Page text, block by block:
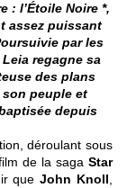
: l’Étoile Noire *,
assez puissant
par les
regagne sa
des plans
son peuple et
depuis
déroulant sous
de la saga Star
queJohn Knoll